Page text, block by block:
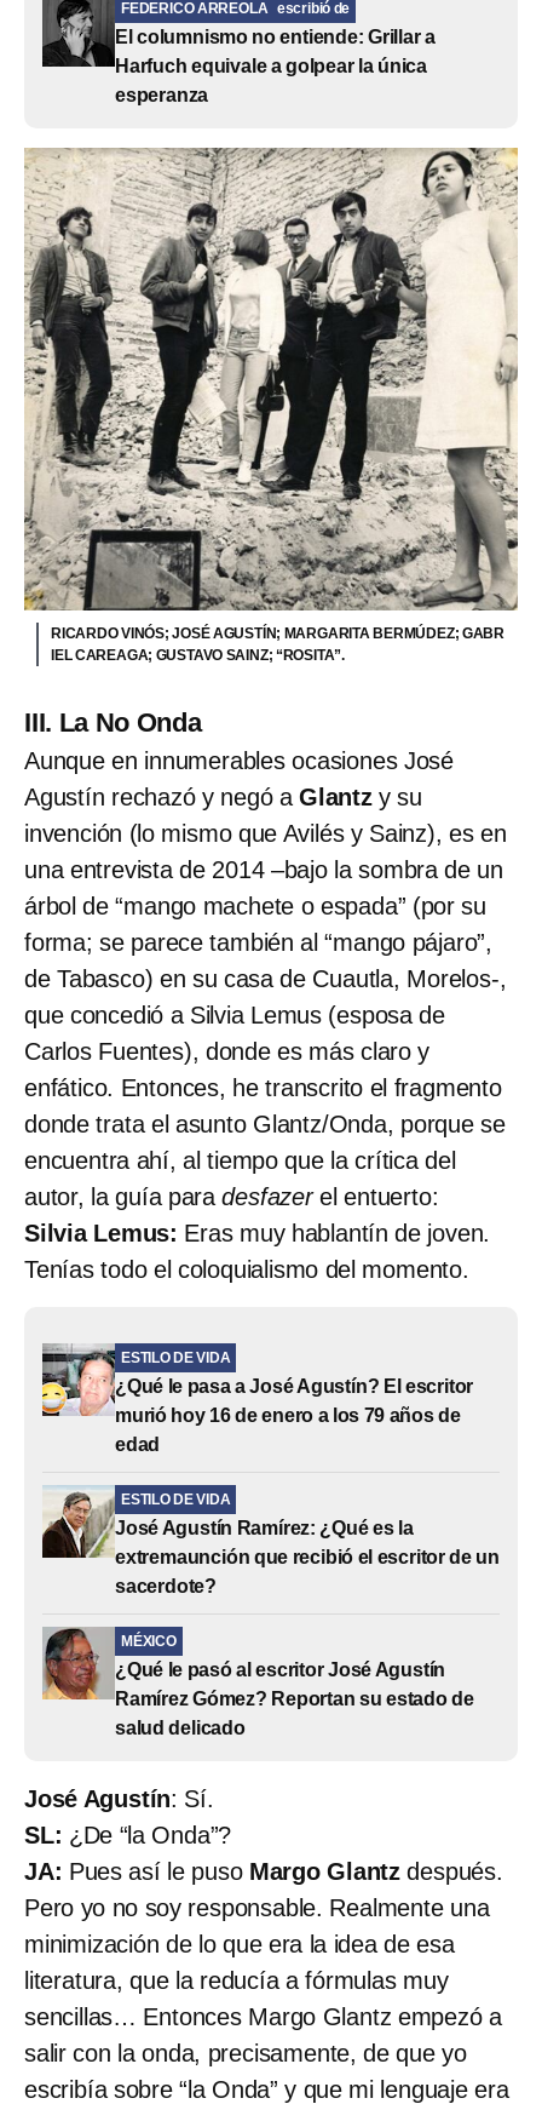
FEDERICO ARREOLA escribió de
El columnismo no entiende: Grillar a
Harfuch equivale a golpear la única
esperanza
RICARDO VINÓS; JOSÉ AGUSTÍN; MARGARITA BERMÚDEZ; GABR
IEL CAREAGA; GUSTAVO SAINZ; “ROSITA”.
III. La No Onda
Aunque en innumerables ocasiones José
Agustín rechazó y negó aGlantzy su
invención (lo mismo que Avilés y Sainz), es en
una entrevista de 2014 –bajo la sombra de un
árbol de “mango machete o espada” (por su
forma; se parece también al “mango pájaro”,
de Tabasco) en su casa de Cuautla, Morelos-,
que concedió a Silvia Lemus (esposa de
Carlos Fuentes), donde es más claro y
enfático. Entonces, he transcrito el fragmento
donde trata el asunto Glantz/Onda, porque se
encuentra ahí, al tiempo que la crítica del
autor, la guía paradesfazerel entuerto:
Silvia Lemus: Eras muy hablantín de joven.
Tenías todo el coloquialismo del momento.
ESTILO DE VIDA
¿Qué le pasa a José Agustín? El escritor
murió hoy 16 de enero a los 79 años de
edad
ESTILO DE VIDA
José Agustín Ramírez: ¿Qué es la
extremaunción que recibió el escritor de un
sacerdote?
MÉXICO
¿Qué le pasó al escritor José Agustín
Ramírez Gómez? Reportan su estado de
salud delicado
José Agustín: Sí.
SL: ¿De “la Onda”?
JA: Pues así le puso Margo Glantz después.
Pero yo no soy responsable. Realmente una
minimización de lo que era la idea de esa
literatura, que la reducía a fórmulas muy
sencillas… Entonces Margo Glantz empezó a
salir con la onda, precisamente, de que yo
escribía sobre “la Onda” y que mi lenguaje era